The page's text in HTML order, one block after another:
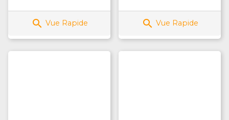
 Vue Rapide  Vue Rapide